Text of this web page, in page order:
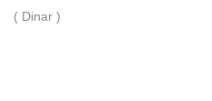
( Dinar )